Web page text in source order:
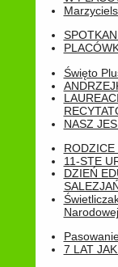
Święto
NASZ
RODZICE
11-STE
DZIEŃ
Narodowej
7 LAT